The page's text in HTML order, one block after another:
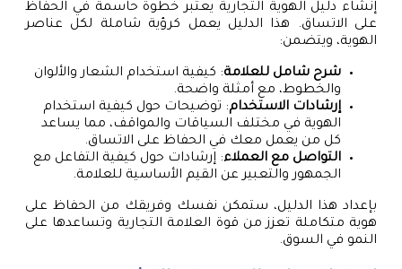
إنشاء دليل الهوية التجارية يعتبر خطوة حاسمة في الحفاظ
على الاتساق. هذا الدليل يعمل كرؤية شاملة لكل عناصر
الهوية، ويتضمن:
شرح شامل للعلامة: كيفية استخدام الشعار والألوان
والخطوط، مع أمثلة واضحة.
إرشادات الاستخدام: توضيحات حول كيفية استخدام
الهوية في مختلف السياقات والمواقف، مما يساعد
كل من يعمل معك في الحفاظ على الاتساق.
التواصل مع العملاء: إرشادات حول كيفية التفاعل مع
الجمهور والتعبير عن القيم الأساسية للعلامة.
بإعداد هذا الدليل، ستمكن نفسك وفريقك من الحفاظ على
هوية متكاملة تعزز من قوة العلامة التجارية وتساعدها على
النمو في السوق.